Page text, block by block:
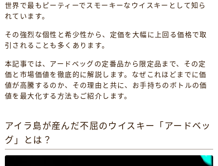
世界で最もピーティーでスモーキーなウイスキーとして知ら
れています。
その強烈な個性と希少性から、定価を大幅に上回る価格で取
引されることも多くあります。
本記事では、アードベッグの定番品から限定品まで、その定
価と市場価値を徹底的に解説します。なぜこれほどまでに価
値が高騰するのか、その理由と共に、お手持ちのボトルの価
値を最大化する方法もご紹介します。
アイラ島が産んだ不屈のウイスキー「アードベッ
グ」とは？